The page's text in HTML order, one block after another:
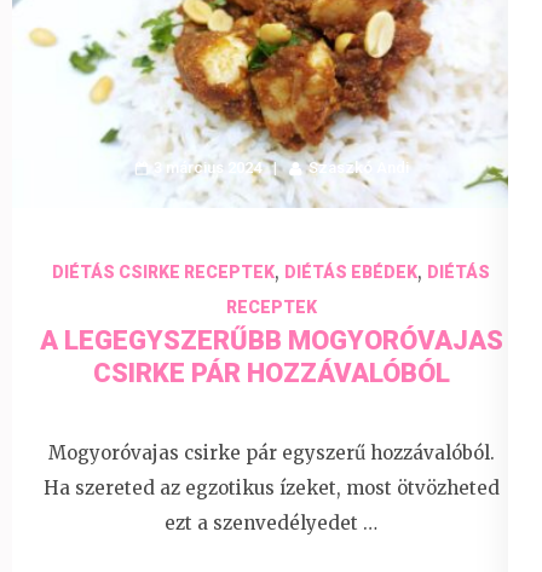
3 március 2024 Szaszkó Andi
DIÉTÁS CSIRKE RECEPTEK, DIÉTÁS EBÉDEK, DIÉTÁS
RECEPTEK
A LEGEGYSZERŰBB MOGYORÓVAJAS
CSIRKE PÁR HOZZÁVALÓBÓL
Mogyoróvajas csirke pár egyszerű hozzávalóból.
Ha szereted az egzotikus ízeket, most ötvözheted
ezt a szenvedélyedet …